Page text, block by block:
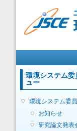
環境システム委
ュー
環境システム委
お知らせ
研究論文発表